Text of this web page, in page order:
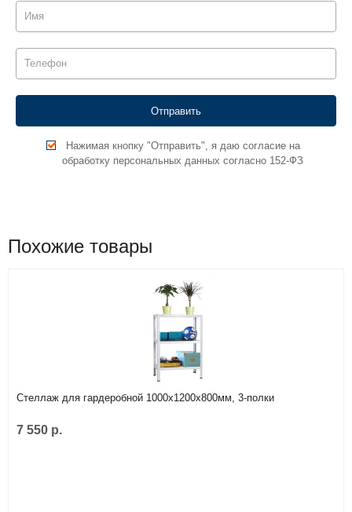
Нажимая кнопку "Отправить", я даю согласие на
обработку персональных данных согласно 152-ФЗ
Похожие товары
Стеллаж для гардеробной 1000х1200х800мм, 3-полки
7 550 р.